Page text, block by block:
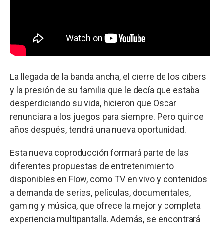
La llegada de la banda ancha, el cierre de los cibers
y la presión de su familia que le decía que estaba
desperdiciando su vida, hicieron que Oscar
renunciara a los juegos para siempre. Pero quince
años después, tendrá una nueva oportunidad.
Esta nueva coproducción formará parte de las
diferentes propuestas de entretenimiento
disponibles en Flow, como TV en vivo y contenidos
a demanda de series, películas, documentales,
gaming y música, que ofrece la mejor y completa
experiencia multipantalla. Además, se encontrará